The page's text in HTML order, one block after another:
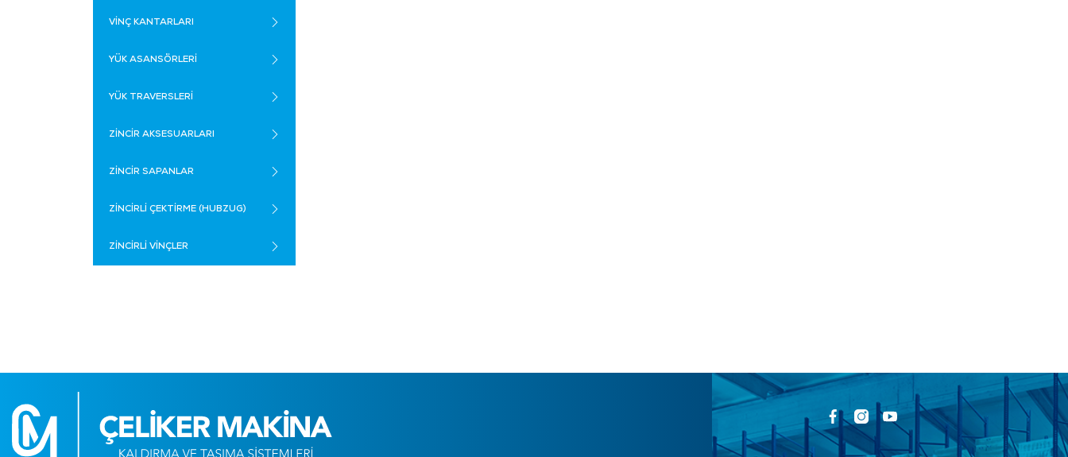
VİNÇ KANTARLARI
YÜK ASANSÖRLERİ
YÜK TRAVERSLERİ
ZİNCİR AKSESUARLARI
ZİNCİR SAPANLAR
ZİNCİRLİ ÇEKTİRME (HUBZUG)
ZİNCİRLİ VİNÇLER